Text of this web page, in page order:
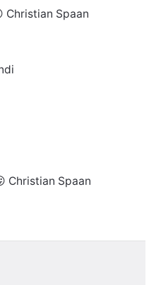
Christian Spaan
Christian Spaan